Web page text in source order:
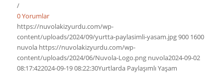
/
0 Yorumlar
https://nuvolakizyurdu.com/wp-
content/uploads/2024/09/yurtta-paylasimli-yasam.jpg900 1600
nuvola https://nuvolakizyurdu.com/wp-
content/uploads/2024/06/Nuvola-Logo.png nuvola2024-09-02
08:17:422024-09-19 08:22:30Yurtlarda Paylaşımlı Yaşam